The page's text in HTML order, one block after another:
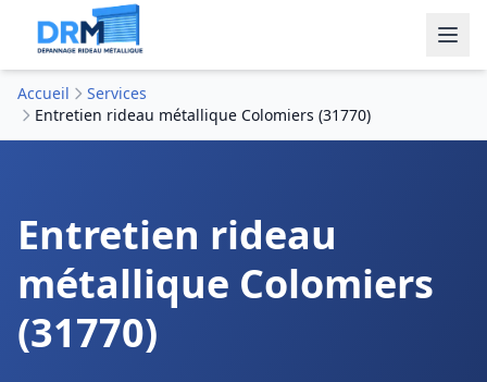
Accueil
Services
Entretien rideau métallique Colomiers (31770)
Entretien rideau
métallique Colomiers
(31770)